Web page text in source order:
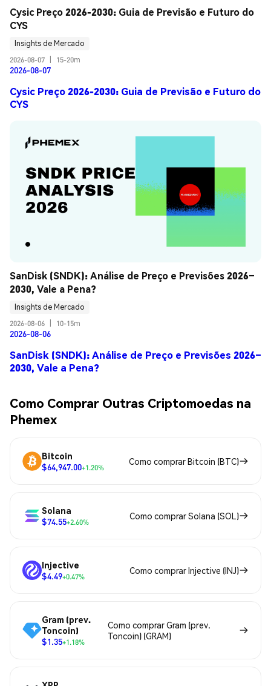
Cysic Preço 2026-2030: Guia de Previsão e Futuro do
CYS
Insights de Mercado
2026-08-07
15-20m
2026-08-07
Cysic Preço 2026-2030: Guia de Previsão e Futuro do
CYS
SanDisk (SNDK): Análise de Preço e Previsões 2026–
2030, Vale a Pena?
Insights de Mercado
2026-08-06
10-15m
2026-08-06
SanDisk (SNDK): Análise de Preço e Previsões 2026–
2030, Vale a Pena?
Como Comprar Outras Criptomoedas na
Phemex
Bitcoin
$64,947.00+1.20%
Como comprar Bitcoin (BTC)
Solana
$74.55+2.60%
Como comprar Solana (SOL)
Injective
$4.49+0.47%
Como comprar Injective (INJ)
Gram (prev.
Toncoin)
$1.35+1.18%
Como comprar Gram (prev.
Toncoin) (GRAM)